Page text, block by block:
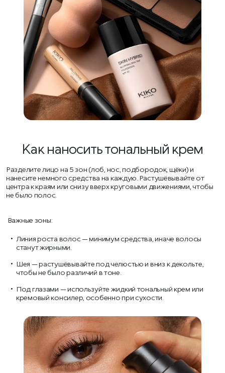
Как наносить тональный крем
Разделите лицо на 5 зон (лоб, нос, подбородок, щёки) и
нанесите немного средства на каждую. Растушёвывайте от
центра к краям или снизу вверх круговыми движениями, чтобы
не было полос.
Важные зоны:
Линия роста волос — минимум средства, иначе волосы
станут жирными.
Шея — растушёвывайте под челюстью и вниз к декольте,
чтобы не было различий в тоне.
Под глазами — используйте жидкий тональный крем или
кремовый консилер, особенно при сухости.